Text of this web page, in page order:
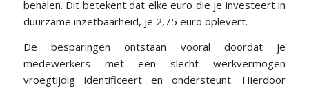
behalen. Dit betekent dat elke euro die je investeert in
duurzame inzetbaarheid, je 2,75 euro oplevert.
De besparingen ontstaan vooral doordat je
medewerkers met een slecht werkvermogen
vroegtijdig identificeert en ondersteunt. Hierdoor